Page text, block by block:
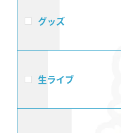
グッズ
生ライブ